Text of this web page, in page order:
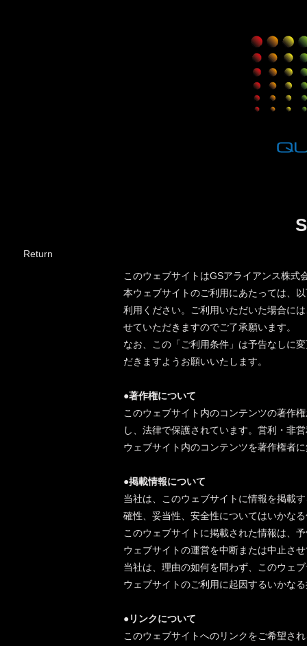
​Return
このウェブサイトはGSアライアンス株式
本ウェブサイトのご利用にあたっては、
利用ください。ご利用いただいた場合に
せていただきますのでご了承願います。
なお、この「ご利用条件」は予告なしに
だきますようお願いいたします。
●著作権について
このウェブサイト内のコンテンツの著作
し、法律で保護されています。営利・非
ウェブサイト内のコンテンツを著作権者
●掲載情報について
当社は、このウェブサイトに情報を掲載
確性、妥当性、安全性についてはいかな
このウェブサイトに掲載された情報は、
ウェブサイトの運営を中断または中止さ
当社は、理由の如何を問わず、このウェ
ウェブサイトのご利用に起因するいかな
●リンクについて
このウェブサイトへのリンクをご希望さ